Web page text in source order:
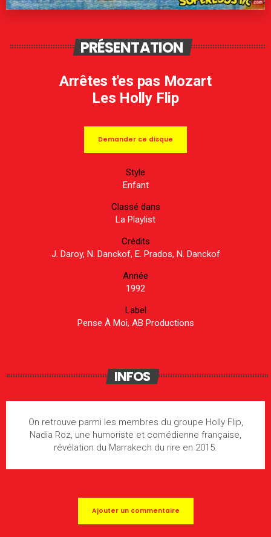
PRÉSENTATION
Arrêtes t'es pas Mozart
Les Holly Flip
Demander ce disque
Style
Enfant
Classé dans
La Playlist
Crédits
J. Daroy, N. Danckof, E. Prados, N. Danckof
Année
1992
Label
Pense À Moi, AB Productions
INFOS
On retrouve parmi les membres du groupe Holly Flip,
Nadia Roz, une humoriste et comédienne française,
révélation du Marrakech du rire en 2015.
Ajouter un commentaire